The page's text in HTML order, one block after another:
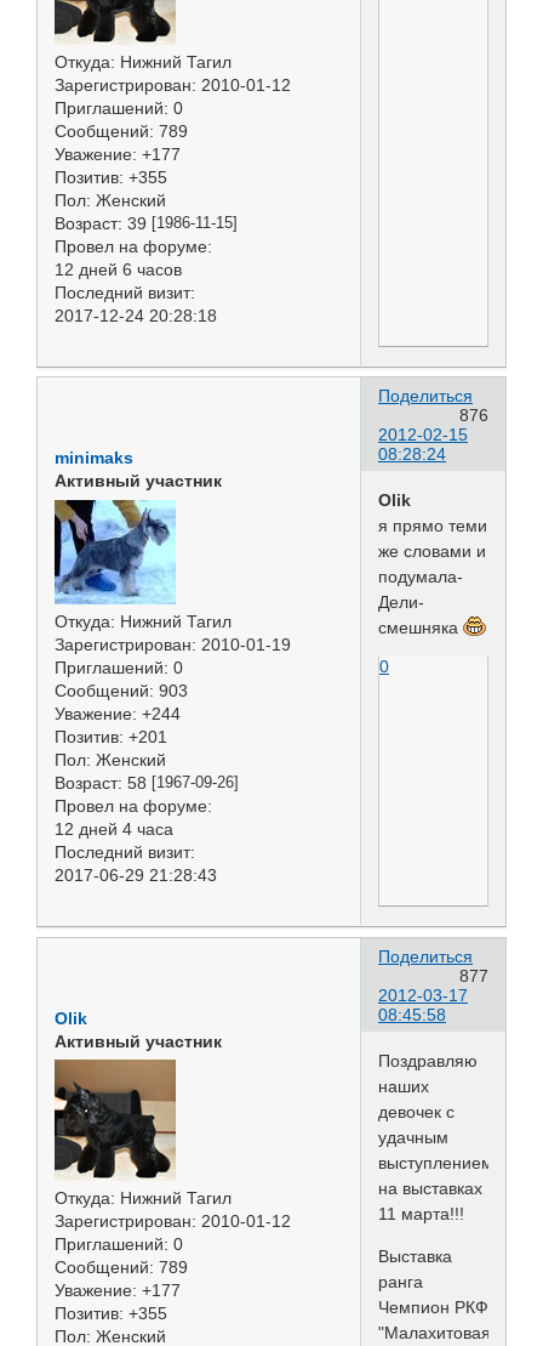
Откуда: Нижний Тагил
Зарегистрирован: 2010-01-12
Приглашений: 0
Сообщений: 789
Уважение: +177
Позитив: +355
Пол: Женский
Возраст: 39 [1986-11-15]
Провел на форуме:
12 дней 6 часов
Последний визит:
2017-12-24 20:28:18
Поделиться
876
2012-02-15
08:28:24
minimaks
Активный участник
Откуда: Нижний Тагил
Зарегистрирован: 2010-01-19
Приглашений: 0
Сообщений: 903
Уважение: +244
Позитив: +201
Пол: Женский
Возраст: 58 [1967-09-26]
Провел на форуме:
12 дней 4 часа
Последний визит:
2017-06-29 21:28:43
Olik
я прямо теми
же словами и
подумала-
Дели-
смешняка
0
Поделиться
877
2012-03-17
08:45:58
Olik
Активный участник
Откуда: Нижний Тагил
Зарегистрирован: 2010-01-12
Приглашений: 0
Сообщений: 789
Уважение: +177
Позитив: +355
Пол: Женский
Поздравляю
наших
девочек с
удачным
выступлением
на выставках
11 марта!!!
Выставка
ранга
Чемпион РКФ
"Малахитовая